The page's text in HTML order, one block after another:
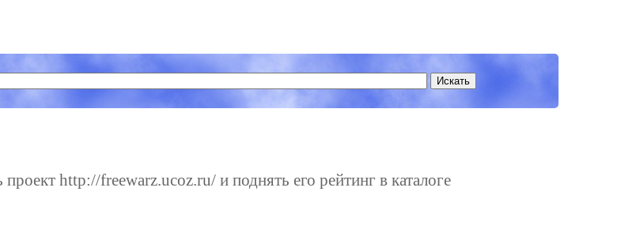
http://freewarz.ucoz.ru/ и поднять его рейтинг в каталоге